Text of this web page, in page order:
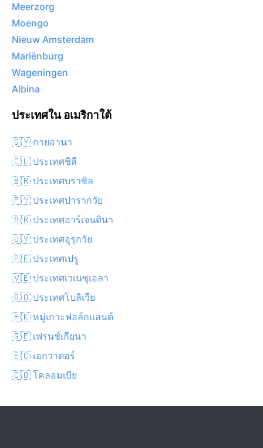
Meerzorg
Moengo
Nieuw Amsterdam
Mariënburg
Wageningen
Albina
ประเทศใน อเมริกาใต้
🇬🇾 กายอานา
🇨🇱 ประเทศชิลี
🇧🇷 ประเทศบราซิล
🇵🇾 ประเทศปารากวัย
🇦🇷 ประเทศอาร์เจนตินา
🇺🇾 ประเทศอุรุกวัย
🇵🇪 ประเทศเปรู
🇻🇪 ประเทศเวเนซุเอลา
🇧🇴 ประเทศโบลิเวีย
🇫🇰 หมู่เกาะฟอล์กแลนด์
🇬🇫 เฟรนช์เกียนา
🇪🇨 เอกวาดอร์
🇨🇴 โคลอมเบีย